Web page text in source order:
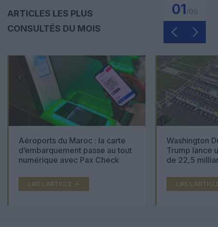
ARTICLES LES PLUS
CONSULTÉS DU MOIS
01
Aéroports du Maroc : la carte
d’embarquement passe au tout
numérique avec Pax Check
LIRE L'ARTICLE
Washington
Trump lance
de 22,5
LIRE